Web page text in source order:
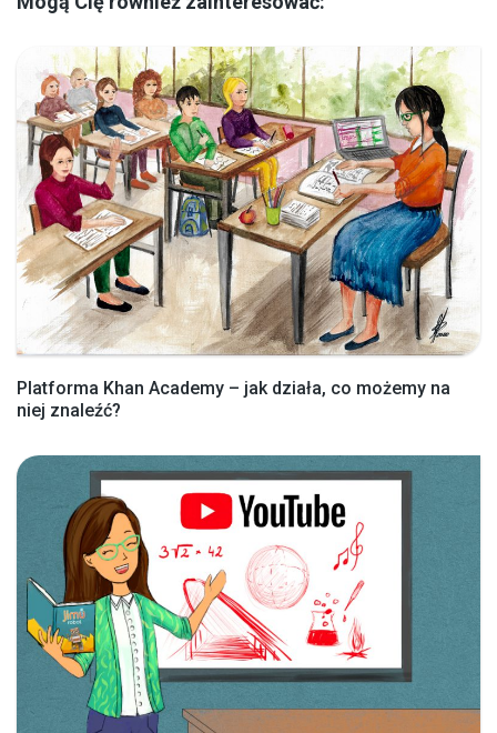
Platforma Khan Academy – jak działa, co możemy na
niej znaleźć?